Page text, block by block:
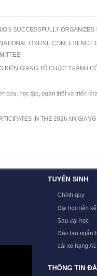
SUCCESSFULLY ORGANIZES
ONLINE
KIÊN GIANG TỔ CHỨC THÀNH
cứu, học tập, quán triệt và triển
IN THE 2026 AN
TUYỂN SINH
Chính quy
Đại học liên
Sau đại học
Đào tạo ngắn
Lái xe hạng
THÔNG TIN